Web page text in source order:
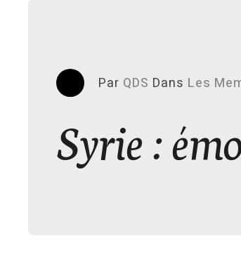
Par QDS Dans Les
Syrie :